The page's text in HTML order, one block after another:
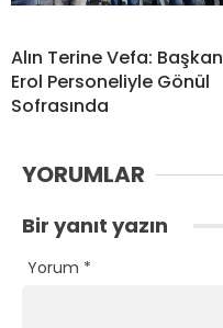
Alın Terine Vefa: Başkan
Erol Personeliyle Gönül
Sofrasında
YORUMLAR
Bir yanıt yazın
Yorum *